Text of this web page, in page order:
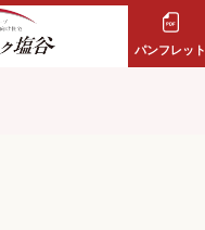
パンフレット